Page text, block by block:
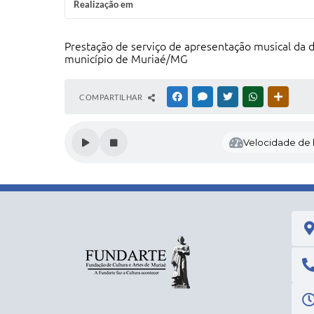
Realização em
Prestação de serviço de apresentação musical
município de Muriaé/MG
COMPARTILHAR FACEBOOKMESSENGER
TWITTERWHATSAPP
Velocidade de